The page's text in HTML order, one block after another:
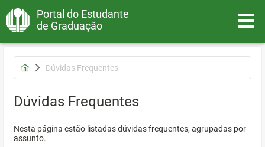
Portal do Estudante
de Graduação
Dúvidas Frequentes
Dúvidas Frequentes
Nesta página estão listadas dúvidas frequentes, agrupadas por
assunto.